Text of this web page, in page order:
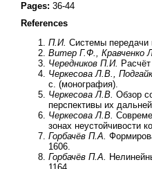
Pages: 36-44
References
П.И. Системы
Витер Г.Ф.,
Чередников П.И.
Черкесова Л.В.,
с. (монография).
Черкесова Л.В. Обзор
перспективы их
Черкесова Л.В.
зонах неустойчивости
Горбачёв П.А.
1606.
Горбачёв П.А.